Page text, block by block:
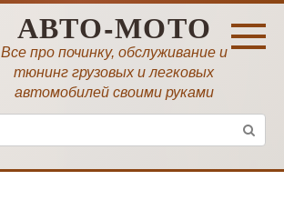
АВТО-МОТО
Все про починку, обслуживание и
тюнинг грузовых и легковых
автомобилей своими руками